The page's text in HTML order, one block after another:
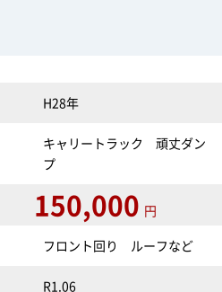
H28年
キャリートラック 頑丈ダン
プ
150,000 円
フロント回り ルーフなど
R1.06